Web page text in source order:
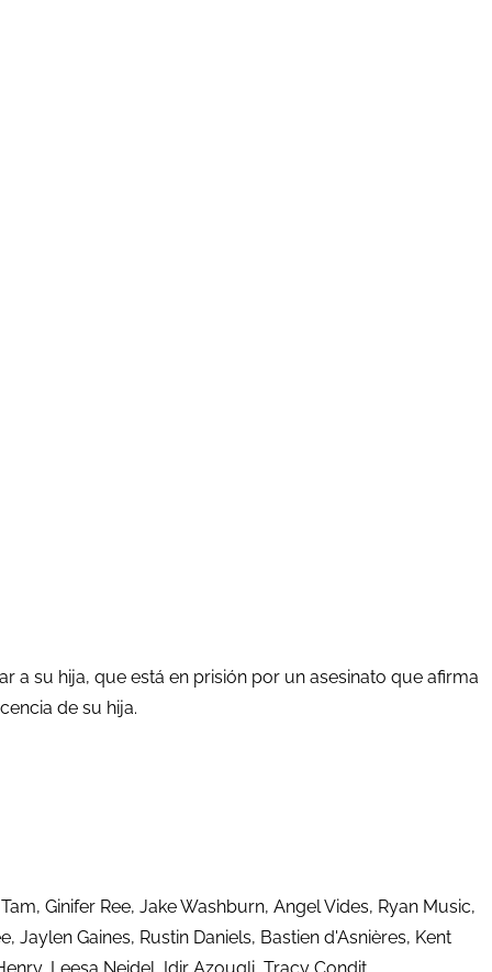
a su hija, que está en prisión por un asesinato que afirma
de su hija.
Ginifer Ree, Jake Washburn, Angel Vides, Ryan Music,
Jaylen Gaines, Rustin Daniels, Bastien d'Asnières, Kent
Leesa Neidel, Idir Azougli, Tracy Condit